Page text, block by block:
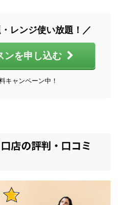
レンジ使い放題！／
ンを申し込む
キャンペーン中！
店の評判・口コミ